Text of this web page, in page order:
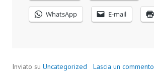
WhatsApp E-mail
Inviato su Uncategorized Lascia un commento